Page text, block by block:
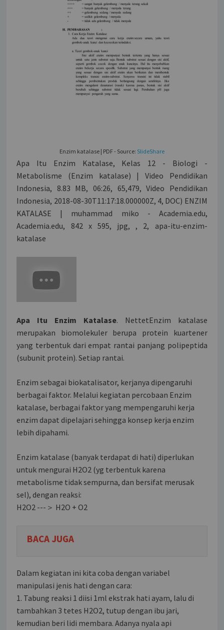
Enzim katalase | PDF - Source: SlideShare
Apa Itu Enzim Katalase, Kelas 12 - Biologi -
Metabolisme (Enzim katalase) | Video Pendidikan
Indonesia, 8.83 MB, 06:26, 65,479, Video Pendidikan
Indonesia, 2018-08-30T11:17:18.000000Z, 4, DOC) ENZIM
KATALASE | muhammad miko - Academia.edu,
Academia.edu, 842 x 595, jpg, , 2, apa-itu-enzim-
katalase
Apa Itu Enzim Katalase. NettetEnzim katalase
merupakan biomolekuler berupa protein kuartener
yang terbentuk dari empat rantai panjang polipeptida
(subunit protein). Setiap rantai.
Enzim sebagai biokatalisator, kerjanya dipengaruhi
berbagai faktor. Melalui kegiatan percobaan Enzim
katalase, berbagai faktor yang mempengaruhi kerja
enzim dapat dipelajari sehingga konsep kerja enzim
lebih dipahami.
Enzim katalase (banyak terdapat di hati) diperlukan
untuk mengurai H2O2 (yg terbentuk karena
metabolisme tidak sempurna, dan bersifat merusak
sel), dengan reaksi:
H2O2 ---＞ H2O + O2
BACA JUGA
Dalam kegiatan ini kita coba dengan variabel
manipulasi jenis hati dengan cara:
1. Tabung reaksi 1 diisi 1ml ekstrak hati ayam, lalu di
tambahkan 3 tetes H2O2, tutup dengan ibu jari,
kemudian beri lidi membara. Adanya nyala api